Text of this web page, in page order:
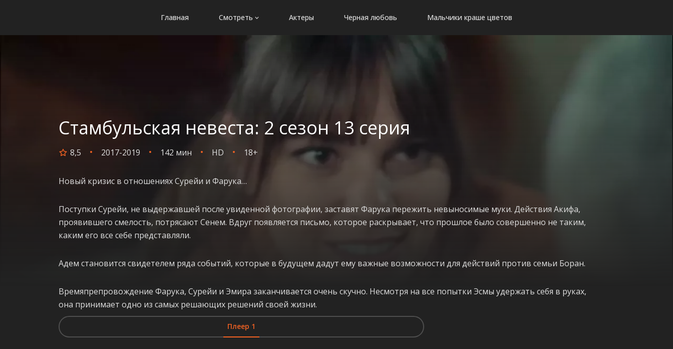
Главная Смотреть Актеры Черная любовь Мальчики краше цветов
Стамбульская невеста: 2 сезон 13 серия
8,5 2017-2019 142 мин HD 18+
Новый кризис в отношениях Сурейи и Фарука…
Поступки Сурейи, не выдержавшей после увиденной фотографии, заставят Фарука пережить невыносимые муки. Действия Акифа,
проявившего смелость, потрясают Сенем. Вдруг появляется письмо, которое раскрывает, что прошлое было совершенно не таким,
каким его все себе представляли.
Адем становится свидетелем ряда событий, которые в будущем дадут ему важные возможности для действий против семьи Боран.
Времяпрепровождение Фарука, Сурейи и Эмира заканчивается очень скучно. Несмотря на все попытки Эсмы удержать себя в руках,
она принимает одно из самых решающих решений своей жизни.
Плеер 1